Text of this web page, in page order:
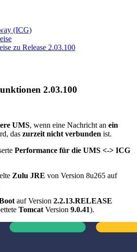
(ICG)
zu Release 2.03.100
2.03.100
UMS, wenn eine Nachricht an ein
das zurzeit nicht verbunden ist.
Performance für die UMS <-> ICG
Zulu JRE von Version 8u265 auf
auf Version 2.2.13.RELEASE
Tomcat Version 9.0.41).